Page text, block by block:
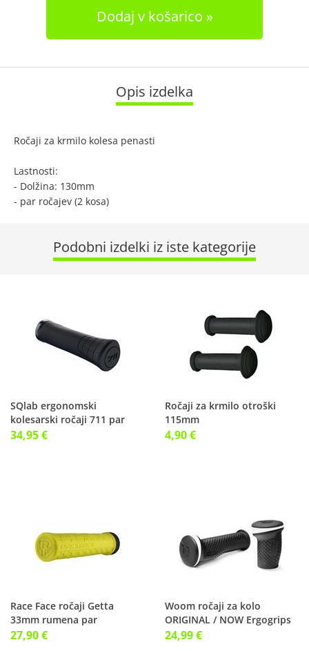
Dodaj v košarico
Opis izdelka
Ročaji za krmilo kolesa penasti
Lastnosti:
- Dolžina: 130mm
- par ročajev (2 kosa)
Podobni izdelki iz iste kategorije
SQlab ergonomski
kolesarski ročaji 711 par
34,95 €
Ročaji za krmilo otroški
115mm
4,90 €
Race Face ročaji Getta
33mm rumena par
27,90 €
Woom ročaji za kolo
ORIGINAL / NOW Ergogrips
4-6 (22.2mm)
24,99 €